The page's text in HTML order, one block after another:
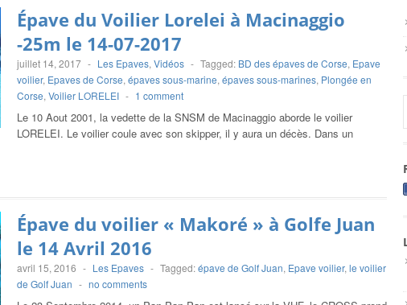
Épave du Voilier Lorelei à Macinaggio
-25m le 14-07-2017
juillet 14, 2017 - Les Epaves, Vidéos - Tagged: BD des épaves de Corse, Epave
voilier, Epaves de Corse, épaves sous-marine, épaves sous-marines, Plongée en
Corse, Voilier LORELEI - 1 comment
Le 10 Aout 2001, la vedette de la SNSM de Macinaggio aborde le voilier
LORELEI. Le voilier coule avec son skipper, il y aura un décès. Dans un
Épave du voilier « Makoré » à Golfe Juan
le 14 Avril 2016
avril 15, 2016 - Les Epaves - Tagged:épave de Golf Juan, Epave voilier, le voilier
de Golf Juan - no comments